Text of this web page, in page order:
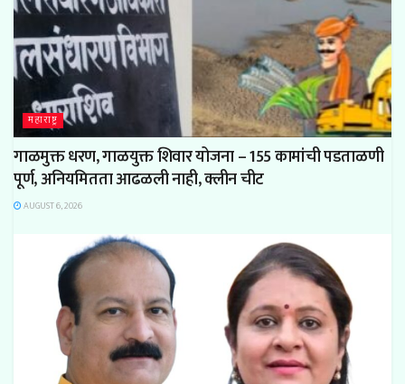
महाराष्ट्र
गाळमुक्त धरण, गाळयुक्त शिवार योजना – 155 कामांची पडताळणी
पूर्ण, अनियमितता आढळली नाही, क्लीन चीट
AUGUST 6, 2026